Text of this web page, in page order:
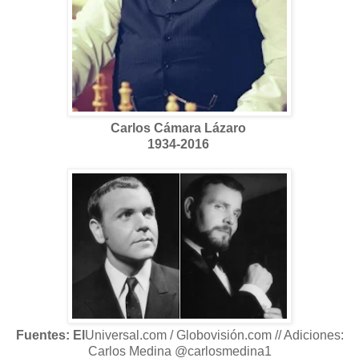
Carlos Cámara Lázaro
1934-2016
Fuentes: El Universal.com / Globovisión.com // Adiciones:
Carlos Medina @carlosmedina1